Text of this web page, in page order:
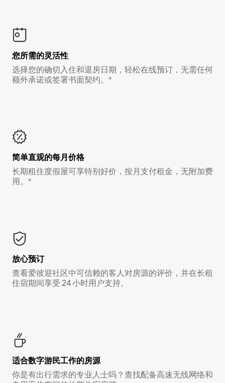
您所需的灵活性
选择您的确切入住和退房日期，轻松在线预订，无需任何
额外承诺或签署书面契约。*
简单直观的每月价格
长期租住度假屋可享特别好价，按月支付租金，无附加费
用。*
放心预订
查看爱彼迎社区中可信赖的客人对房源的评价，并在长租
住宿期间享受 24 小时用户支持。
适合数字游民工作的房源
你是有出行需求的专业人士吗？查找配备高速无线网络和